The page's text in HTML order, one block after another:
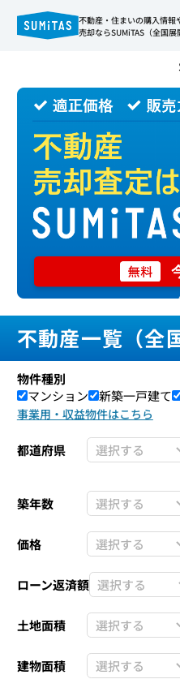
不動産・住まいの購入情報
売却ならSUMiTAS（全国展
不動産一覧（全
物件種別
マンション
新築一戸建て
事業用・収益物件はこちら
都道府県
築年数
価格
ローン返済額
土地面積
建物面積